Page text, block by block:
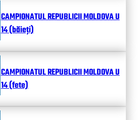
CAMPIONATUL REPUBLICII MOLDOVA U
14 (băieți)
CAMPIONATUL REPUBLICII MOLDOVA U
14 (fete)